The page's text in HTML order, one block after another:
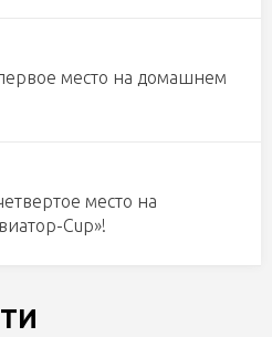
место на домашнем
место на
Cup»!